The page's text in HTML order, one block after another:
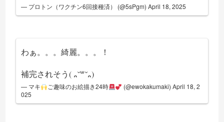
— プロトン（ワクチン6回接種済） (@5sPgm)April 18, 2025
わぁ。。。綺麗。。。！
補完されそう( ᎔˘꒳˘᎔)
— マキ ご趣味のお絵描き24時 (@ewokakumaki)April 18, 2
025